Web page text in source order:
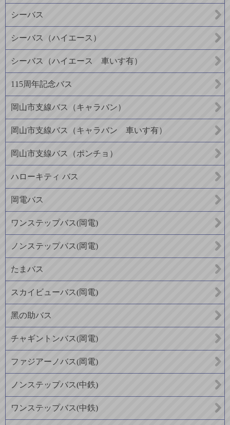
シーバス
シーバス（ハイエース）
シーバス（ハイエース 車いす有）
115周年記念バス
岡山市支線バス（キャラバン）
岡山市支線バス（キャラバン 車いす有）
岡山市支線バス（ポンチョ）
ハローキティ バス
岡電バス
ワンステップバス(岡電)
ノンステップバス(岡電)
たまバス
スカイビューバス(岡電)
黑の助バス
チャギントンバス(岡電)
ファジアーノバス(岡電)
ノンステップバス(中鉄)
ワンステップバス(中鉄)